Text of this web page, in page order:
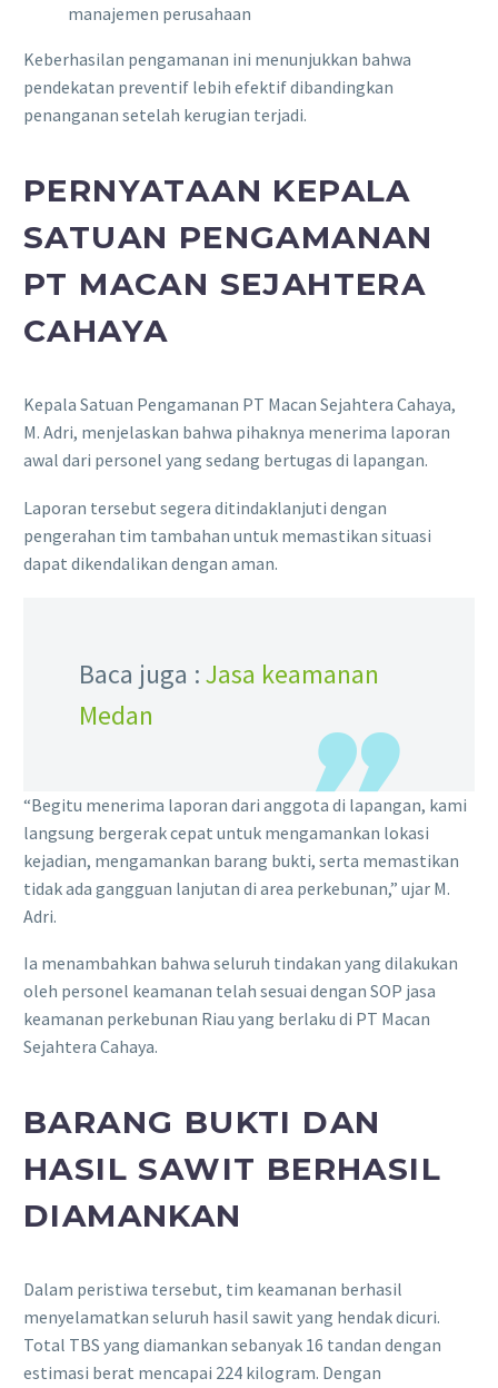
manajemen perusahaan
Keberhasilan pengamanan ini menunjukkan bahwa
pendekatan preventif lebih efektif dibandingkan
penanganan setelah kerugian terjadi.
PERNYATAAN KEPALA
SATUAN PENGAMANAN
PT MACAN SEJAHTERA
CAHAYA
Kepala Satuan Pengamanan PT Macan Sejahtera Cahaya,
M. Adri, menjelaskan bahwa pihaknya menerima laporan
awal dari personel yang sedang bertugas di lapangan.
Laporan tersebut segera ditindaklanjuti dengan
pengerahan tim tambahan untuk memastikan situasi
dapat dikendalikan dengan aman.
Baca juga :Jasa keamanan
Medan
“Begitu menerima laporan dari anggota di lapangan, kami
langsung bergerak cepat untuk mengamankan lokasi
kejadian, mengamankan barang bukti, serta memastikan
tidak ada gangguan lanjutan di area perkebunan,” ujar M.
Adri.
Ia menambahkan bahwa seluruh tindakan yang dilakukan
oleh personel keamanan telah sesuai dengan SOP jasa
keamanan perkebunan Riau yang berlaku di PT Macan
Sejahtera Cahaya.
BARANG BUKTI DAN
HASIL SAWIT BERHASIL
DIAMANKAN
Dalam peristiwa tersebut, tim keamanan berhasil
menyelamatkan seluruh hasil sawit yang hendak dicuri.
Total TBS yang diamankan sebanyak 16 tandan dengan
estimasi berat mencapai 224 kilogram. Dengan